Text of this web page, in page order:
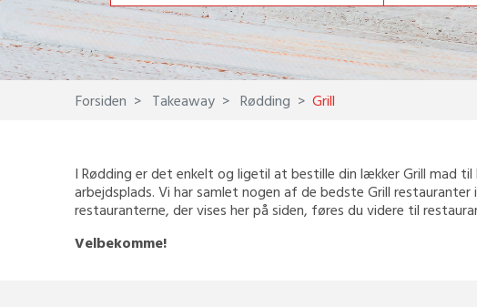
Forsiden Takeaway Rødding Grill
I Rødding er det enkelt og ligetil at bestille din lækker Grill mad
arbejdsplads. Vi har samlet nogen af de bedste Grill
restauranterne, der vises her på siden, føres du videre til
Velbekomme!